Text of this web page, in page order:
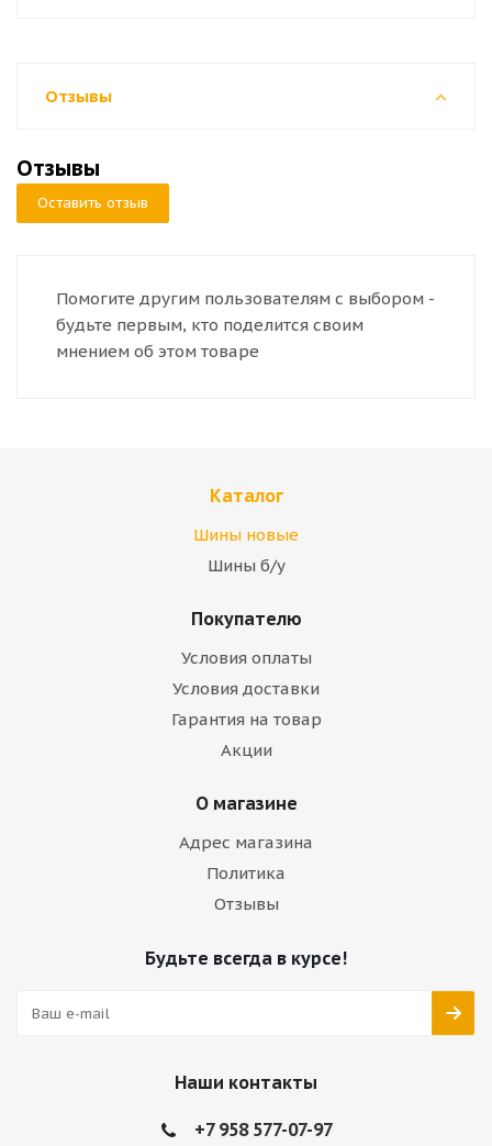
Отзывы
Отзывы
Оставить отзыв
Помогите другим пользователям с выбором -
будьте первым, кто поделится своим
мнением об этом товаре
Каталог
Шины новые
Шины б/у
Покупателю
Условия оплаты
Условия доставки
Гарантия на товар
Акции
О магазине
Адрес магазина
Политика
Отзывы
Будьте всегда в курсе!
Наши контакты
+7 958 577-07-97